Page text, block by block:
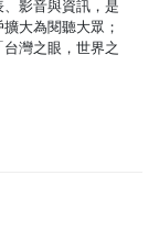
影音與資訊，是
大為閱聽大眾；
灣之眼，世界之